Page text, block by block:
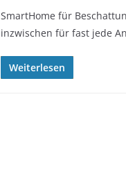
SmartHome für
inzwischen für fast jede
Weiterlesen